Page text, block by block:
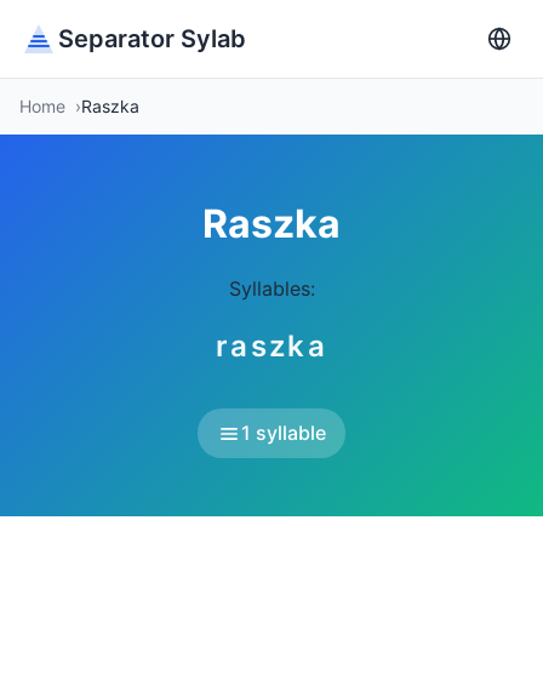
Separator Sylab
Home Raszka
Raszka
Syllables:
raszka
1 syllable